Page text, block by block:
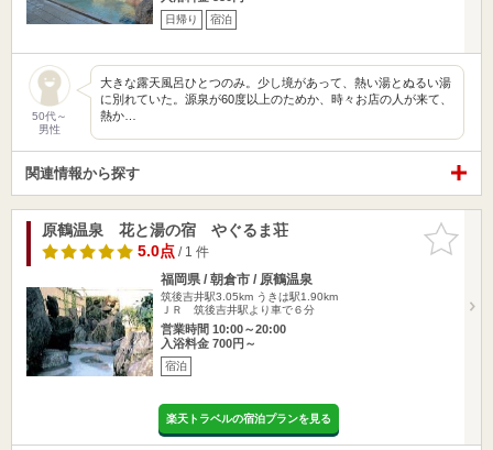
日帰り 宿泊
50代～
男性
大きな露天風呂ひとつのみ。少し境があって、熱い湯とぬるい湯
に別れていた。源泉が60度以上のためか、時々お店の人が来て、
熱か…
関連情報から探す
お気に入
りに追加
原鶴温泉 花と湯の宿 やぐるま荘
5.0点/ 1 件
福岡県 / 朝倉市 / 原鶴温泉
筑後吉井駅3.05km うきは駅1.90km
ＪＲ 筑後吉井駅より車で６分
営業時間 10:00～20:00
入浴料金 700円～
宿泊
楽天トラベルの宿泊プランを見る